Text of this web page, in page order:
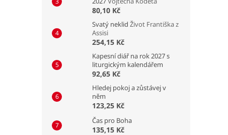
80,10 Kč
Svatý neklid Život Františka z
Assisi
254,15 Kč
Kapesní diář na rok 2027 s
liturgickým kalendářem
92,65 Kč
Hledej pokoj a zůstávej v
něm
123,25 Kč
Čas pro Boha
135,15 Kč